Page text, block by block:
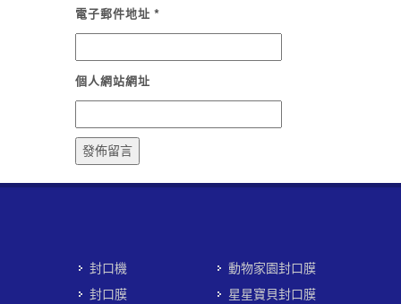
電子郵件地址 *
個人網站網址
封口機
封口膜
動物家園封口膜
星星寶貝封口膜